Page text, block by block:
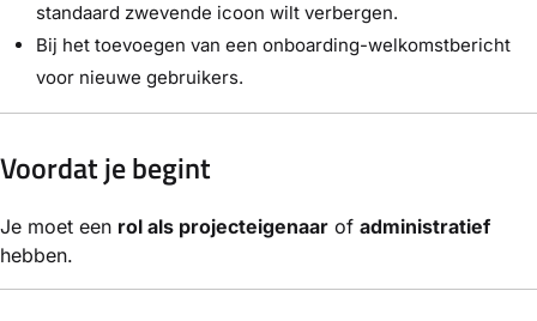
standaard zwevende icoon wilt verbergen.
Bij het toevoegen van een onboarding-welkomstbericht
voor nieuwe gebruikers.
Voordat je begint
Je moet een rol als projecteigenaar of administratief
hebben.